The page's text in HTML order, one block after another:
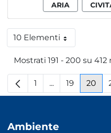
ARIA
10 ElementiPer pagina
Mostrati 191 - 200 su
Pagina
1 ...PaginePagina
19 20
Ambiente